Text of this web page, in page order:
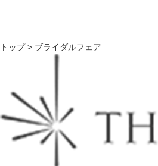
トップ> ブライダルフェア